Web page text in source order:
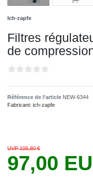
Ich-zapfe
Filtres
de
Référence de l’article NEW-6344
Fabricant: ich-zapfe
UVP 105,80 €
97,00